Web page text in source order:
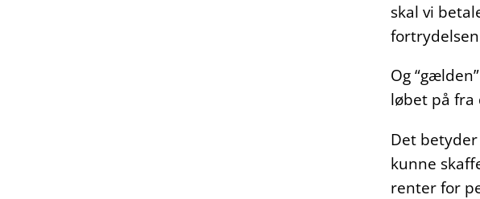
skal vi
Og
løbet på fra
Det
kunne
renter for